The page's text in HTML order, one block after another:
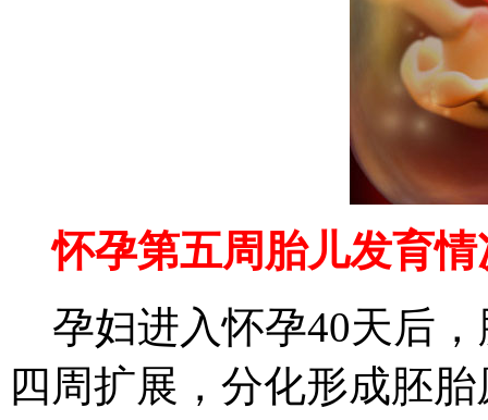
怀孕第五周胎儿发育情
孕妇进入怀孕40天后
四周扩展，分化形成胚